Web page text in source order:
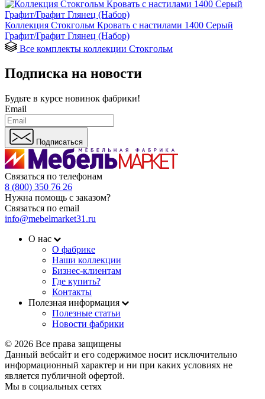
Коллекция Стокгольм Кровать с настилами 1400 Серый
Графит/Графит Глянец (Набор)
Все комплекты коллекции Стокгольм
Подписка на новости
Будьте в курсе новинок фабрики!
Email
Подписаться
Связаться по телефонам
8 (800) 350 76 26
Нужна помощь с заказом?
Связаться по email
info@mebelmarket31.ru
О нас
О фабрике
Наши коллекции
Бизнес-клиентам
Где купить?
Контакты
Полезная информация
Полезные статьи
Новости фабрики
© 2026 Все права защищены
Данный вебсайт и его содержимое носит исключительно
информационный характер и ни при каких условиях не
является публичной офертой.
Мы в социальных сетях